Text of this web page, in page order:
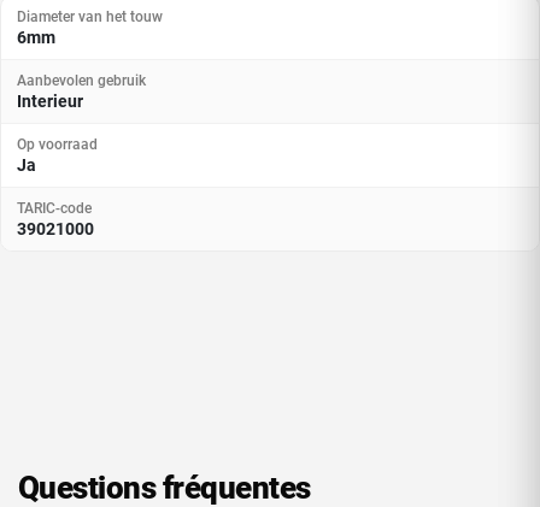
Diameter van het touw
6mm
Aanbevolen gebruik
Interieur
Op voorraad
Ja
TARIC-code
39021000
Questions fréquentes